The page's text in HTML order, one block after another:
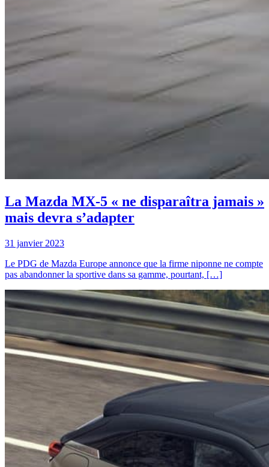
La Mazda MX-5 « ne disparaîtra jamais »
mais devra s’adapter
31 janvier 2023
Le PDG de Mazda Europe annonce que la firme niponne ne compte
pas abandonner la sportive dans sa gamme, pourtant, […]